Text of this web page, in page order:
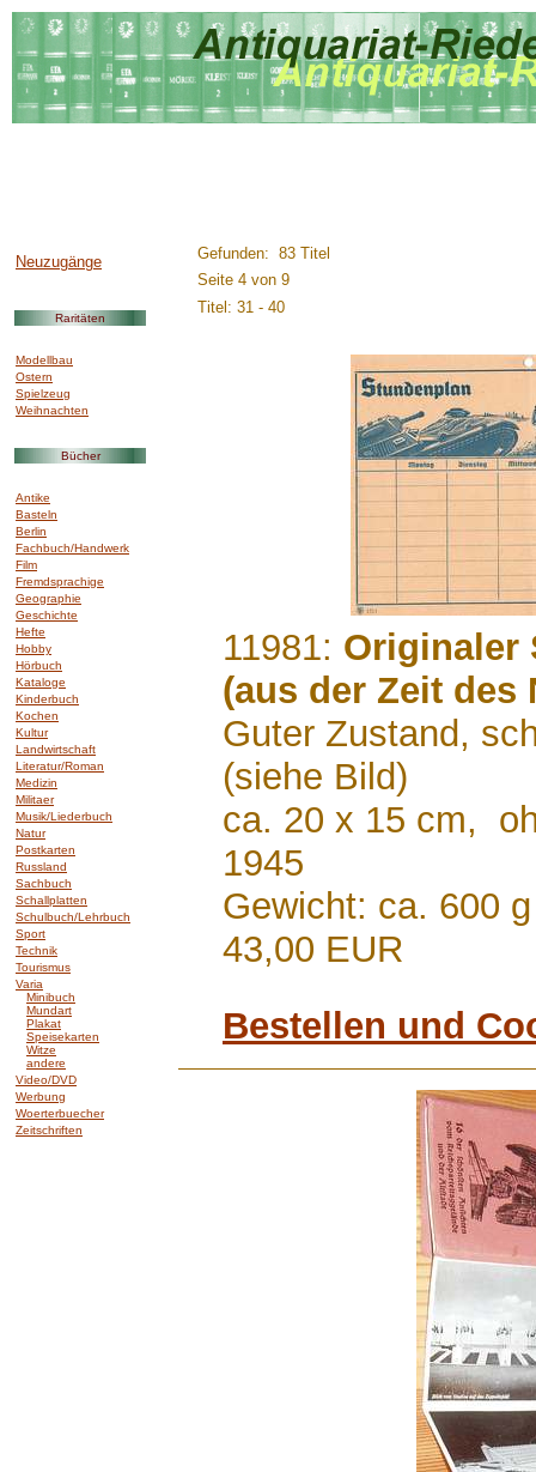
Neuzugänge
Raritäten
Modellbau
Ostern
Spielzeug
Weihnachten
Bücher
Antike
Basteln
Berlin
Fachbuch/Handwerk
Film
Fremdsprachige
Geographie
Geschichte
Hefte
Hobby
Hörbuch
Kataloge
Kinderbuch
Kochen
Kultur
Landwirtschaft
Literatur/Roman
Medizin
Militaer
Musik/Liederbuch
Natur
Postkarten
Russland
Sachbuch
Schallplatten
Schulbuch/Lehrbuch
Sport
Technik
Tourismus
Varia
Minibuch
Mundart
Plakat
Speisekarten
Witze
andere
Video/DVD
Werbung
Woerterbuecher
Zeitschriften
Gefunden: 83 Titel
Seite 4 von 9
Titel: 31 - 40
11981: Originaler
(aus der Zeit des
Guter Zustand,
(siehe Bild)
ca. 20 x 15 cm,
1945
Gewicht: ca. 600 g
43,00 EUR
Bestellen und